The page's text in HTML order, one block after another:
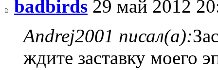
badbirds 29 май 2012
Andrej2001 писал(а):
ждите заставку моего